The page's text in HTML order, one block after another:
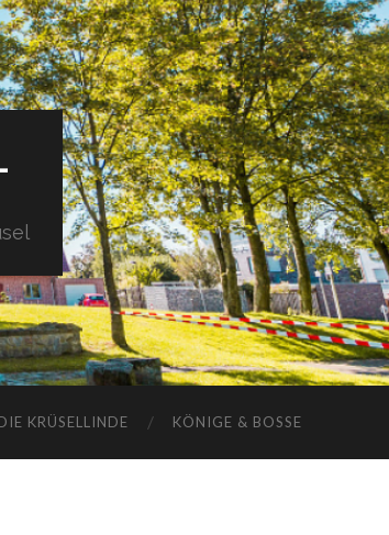
KRÜSELLINDE KÖNIGE & BOSSE